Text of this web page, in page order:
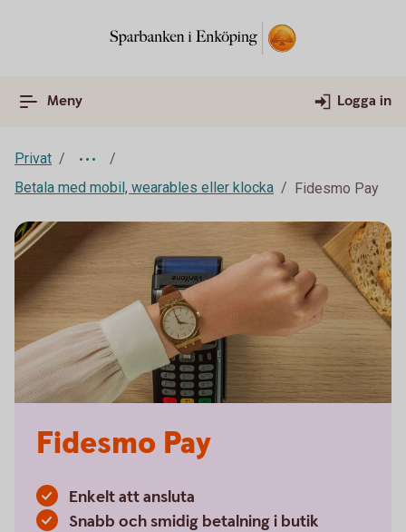
Meny Logga in
Privat
Betala med mobil, wearables eller klocka
Fidesmo Pay
Fidesmo Pay
Enkelt att ansluta
Snabb och smidig betalning i butik